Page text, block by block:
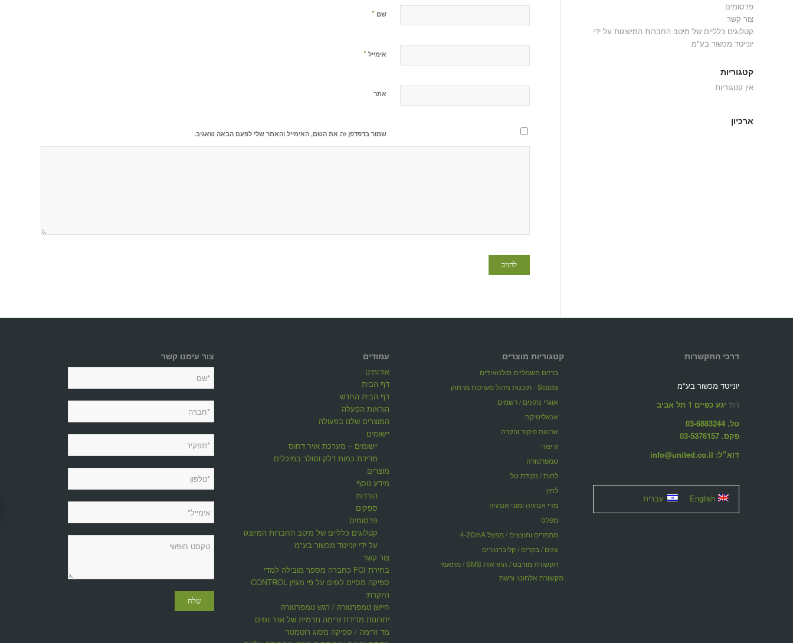
שם *
אימייל *
אתר
שמור בדפדפן זה את השם, האימייל והאתר שלי לפעם הבאה שאגיב.
פרסומים
צור קשר
קטלוגים כלליים של מיטב החברות המיוצגות על ידי
יונייטד מכשור בע"מ
קטגוריות
אין קטגוריות
ארכיון
צור עימנו קשר עמודים
אודותינו
דף הבית
דף הבית החדש
הוראות הפעלה
המוצרים שלנו בפעולה
יישומים
יישומים – מערכת אויר דחוס
מדידת כמות דלק וסולר במיכלים
מוצרים
מידע נוסף
הורדות
ספקים
פרסומים
קטלוגים כלליים של מיטב החברות המיוצגות
על ידי יונייטד מכשור בע"מ
צור קשר
בחירת FCI כחברה מספר מובילה למדי
ספיקה מסיים לגזים על פי מגזין CONTROL
היוקרתי
חיישן טמפרטורה / רגש טמפרטורה
יתרונות מדידת זרימה תרמית של אויר וגזים
מד זרימה / ספיקה מסוג רוטמטר
קטגוריות מוצרים
ברזים חשמליים סולנואידים
Scada - תוכנות ניהול מערכות מרחוק
אוגרי נתונים / רשמים
אנאליטיקה
ארונות פיקוד ובקרה
זרימה
טמפרטורה
לחות / נקודת טל
לחץ
מדי אנרגיה ומוני אנרגיה
מפלס
מתמרים וחוצצים / מפצל 4-20mA
צגים / בקרים / קליברטורים
תקשורת מודבס / התראות SMS / מתאמי
תקשורת אלחוטי ורשת
דרכי התקשרות
יונייטד מכשור בע"מ
רח' יגע כפיים 1 תל אביב
טל. 03-6883244
פקס. 03-5376157
דוא״ל: info@united.co.il
English עברית